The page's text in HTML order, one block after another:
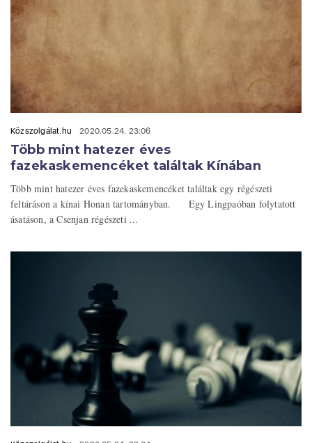
Közszolgálat.hu 2020.05.24. 23:06
Több mint hatezer éves
fazekaskemencéket találtak Kínában
Több mint hatezer éves fazekaskemencéket találtak egy régészeti
feltáráson a kínai Honan tartományban. Egy Lingpaóban folytatott
ásatáson, a Csenjan régészeti ...